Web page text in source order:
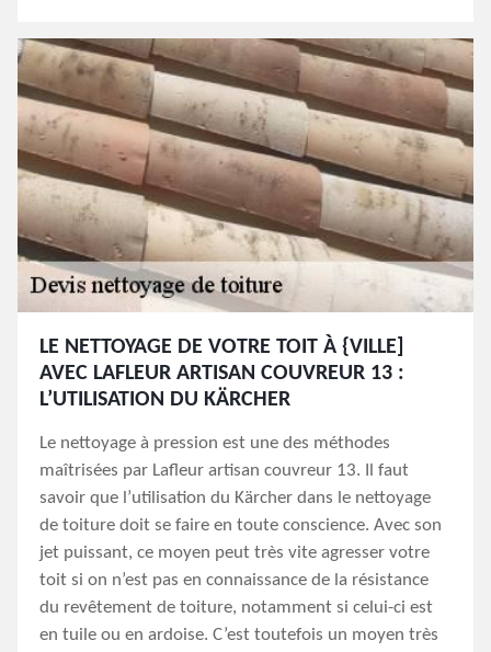
LE NETTOYAGE DE VOTRE TOIT À {VILLE]
AVEC LAFLEUR ARTISAN COUVREUR 13 :
L’UTILISATION DU KÄRCHER
Le nettoyage à pression est une des méthodes
maîtrisées par Lafleur artisan couvreur 13. Il faut
savoir que l’utilisation du Kärcher dans le nettoyage
de toiture doit se faire en toute conscience. Avec son
jet puissant, ce moyen peut très vite agresser votre
toit si on n’est pas en connaissance de la résistance
du revêtement de toiture, notamment si celui-ci est
en tuile ou en ardoise. C’est toutefois un moyen très